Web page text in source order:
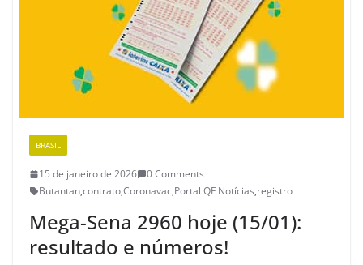
BRASIL
15 de janeiro de 2026
0 Comments
Butantan,contrato,Coronavac,Portal QF Notícias,registro
Mega-Sena 2960 hoje (15/01):
resultado e números!